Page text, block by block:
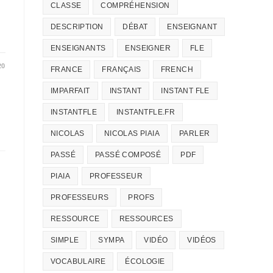
CLASSE COMPRÉHENSION
DESCRIPTION DÉBAT ENSEIGNANT
ENSEIGNANTS ENSEIGNER FLE
FRANCE FRANÇAIS FRENCH
IMPARFAIT INSTANT INSTANT FLE
INSTANTFLE INSTANTFLE.FR
NICOLAS NICOLAS PIAIA PARLER
PASSÉ PASSÉ COMPOSÉ PDF
PIAIA PROFESSEUR
PROFESSEURS PROFS
RESSOURCE RESSOURCES
SIMPLE SYMPA VIDÉO VIDÉOS
VOCABULAIRE ÉCOLOGIE